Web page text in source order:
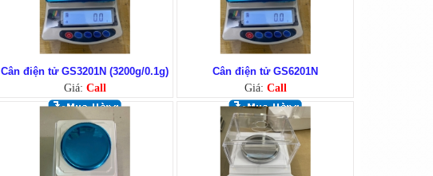
Cân điện tử GS3201N (3200g/0.1g)
Giá: Call
Cân điện tử GS6201N
Giá: Call